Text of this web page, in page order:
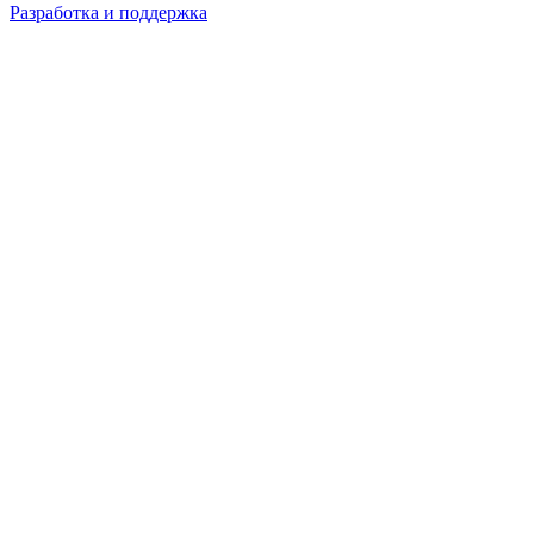
Разработка и поддержка